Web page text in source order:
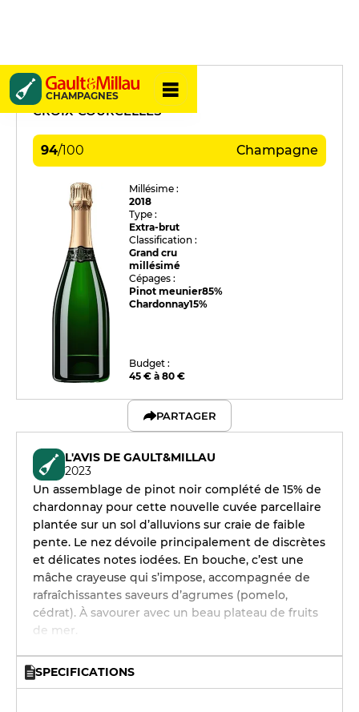
CHAMPAGNES
Christian Gosset
CROIX-COURCELLES
94/100 Champagne
Millésime :
2018
Type :
Extra-brut
Classification :
Grand cru
millésimé
Cépages :
Pinot meunier85%
Chardonnay15%
Budget :
45 € à 80 €
PARTAGER
L'AVIS DE GAULT&MILLAU
2023
Un assemblage de pinot noir complété de 15% de
chardonnay pour cette nouvelle cuvée parcellaire
plantée sur un sol d’alluvions sur craie de faible
pente. Le nez dévoile principalement de discrètes
et délicates notes iodées. En bouche, c’est une
mâche crayeuse qui s’impose, accompagnée de
rafraîchissantes saveurs d’agrumes (pomelo,
cédrat). À savourer avec un beau plateau de fruits
de mer.
SPECIFICATIONS